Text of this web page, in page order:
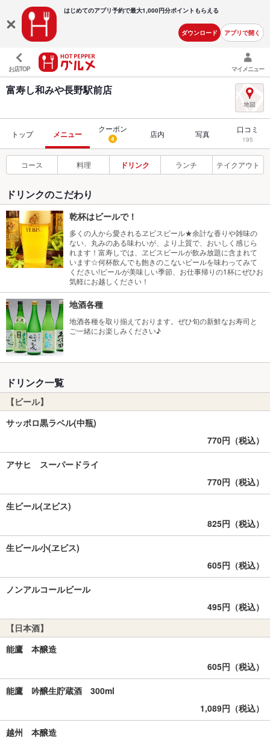
はじめてのアプリ予約で最大1,000円分ポイントもらえる
ダウンロード アプリで開く
お店TOP マイメニュー
富寿し和みや長野駅前店
トップ メニュー
クーポン
4 店内 写真 口コミ
195
コース 料理 ドリンク ランチ テイクアウト
ドリンクのこだわり
乾杯はビールで！
多くの人から愛されるヱビスビール★余計な香りや雑味の
ない、丸みのある味わいが、より上質で、おいしく感じら
れます！富寿しでは、ヱビスビールが飲み放題に含まれて
います☆何杯飲んでも飽きのこないビールを味わってみて
ください!ビールが美味しい季節、お仕事帰りの1杯にぜひお
気軽にお越しください！
地酒各種
地酒各種を取り揃えております。ぜひ旬の新鮮なお寿司と
ご一緒にお楽しみください♪
ドリンク一覧
【ビール】
サッポロ黒ラベル(中瓶)
770円（税込）
アサヒ スーパードライ
770円（税込）
生ビール(ヱビス)
825円（税込）
生ビール小(ヱビス)
605円（税込）
ノンアルコールビール
495円（税込）
【日本酒】
能鷹 本醸造
605円（税込）
能鷹 吟醸生貯蔵酒 300ml
1,089円（税込）
越州 本醸造